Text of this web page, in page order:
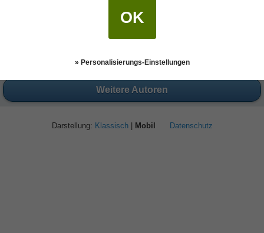
Weitere Autoren
Darstellung: Klassisch| Mobil Datenschutz
OK
» Personalisierungs-Einstellungen